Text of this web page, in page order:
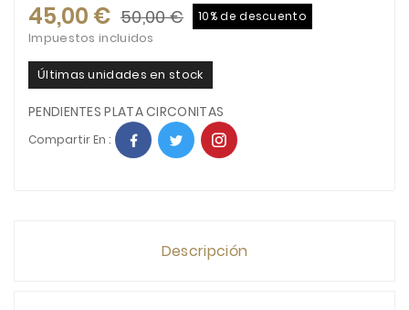
45,00 € 50,00 € 10% de descuento
Impuestos incluidos
Últimas unidades en stock
PENDIENTES PLATA CIRCONITAS
Compartir En :
Descripción